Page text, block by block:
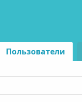
Пользователи